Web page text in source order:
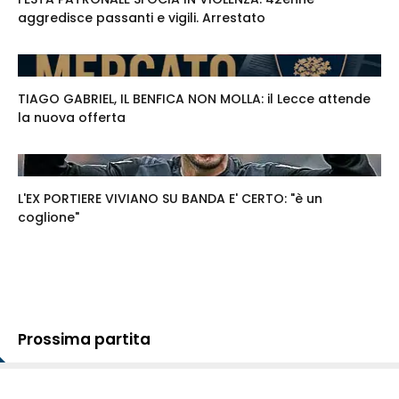
aggredisce passanti e vigili. Arrestato
TIAGO GABRIEL, IL BENFICA NON MOLLA: il Lecce attende
la nuova offerta
L'EX PORTIERE VIVIANO SU BANDA E' CERTO: "è un
coglione"
Prossima partita